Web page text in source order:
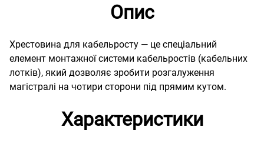
Опис
Хрестовина для кабельросту — це спеціальний
елемент монтажної системи кабельростів (кабельних
лотків), який дозволяє зробити розгалуження
магістралі на чотири сторони під прямим кутом.
Характеристики